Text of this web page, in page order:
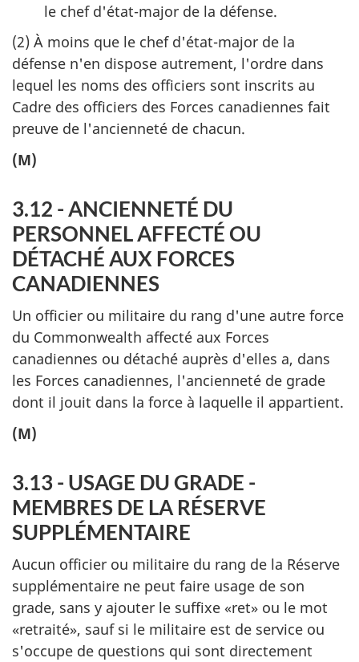
le chef d'état-major de la défense.
(2) À moins que le chef d'état-major de la
défense n'en dispose autrement, l'ordre dans
lequel les noms des officiers sont inscrits au
Cadre des officiers des Forces canadiennes fait
preuve de l'ancienneté de chacun.
(M)
3.12 - ANCIENNETÉ DU
PERSONNEL AFFECTÉ OU
DÉTACHÉ AUX FORCES
CANADIENNES
Un officier ou militaire du rang d'une autre force
du Commonwealth affecté aux Forces
canadiennes ou détaché auprès d'elles a, dans
les Forces canadiennes, l'ancienneté de grade
dont il jouit dans la force à laquelle il appartient.
(M)
3.13 - USAGE DU GRADE -
MEMBRES DE LA RÉSERVE
SUPPLÉMENTAIRE
Aucun officier ou militaire du rang de la Réserve
supplémentaire ne peut faire usage de son
grade, sans y ajouter le suffixe «ret» ou le mot
«retraité», sauf si le militaire est de service ou
s'occupe de questions qui sont directement